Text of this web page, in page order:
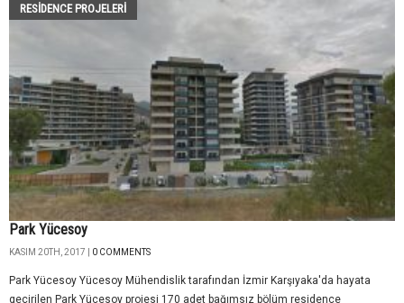
RESIDENCE PROJELERI
Park Yücesoy
KASIM 20TH, 2017 | 0 COMMENTS
Park Yücesoy Yücesoy Mühendislik tarafından İzmir Karşıyaka'da hayata
geçirilen Park Yücesoy projesi 170 adet bağımsız bölüm residence